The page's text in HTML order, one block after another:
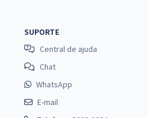
SUPORTE
Central de ajuda
Chat
WhatsApp
E-mail